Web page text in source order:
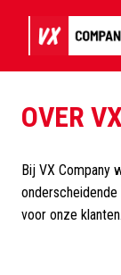
content
Homepagina
OVER
Bij VX Company
voor onze